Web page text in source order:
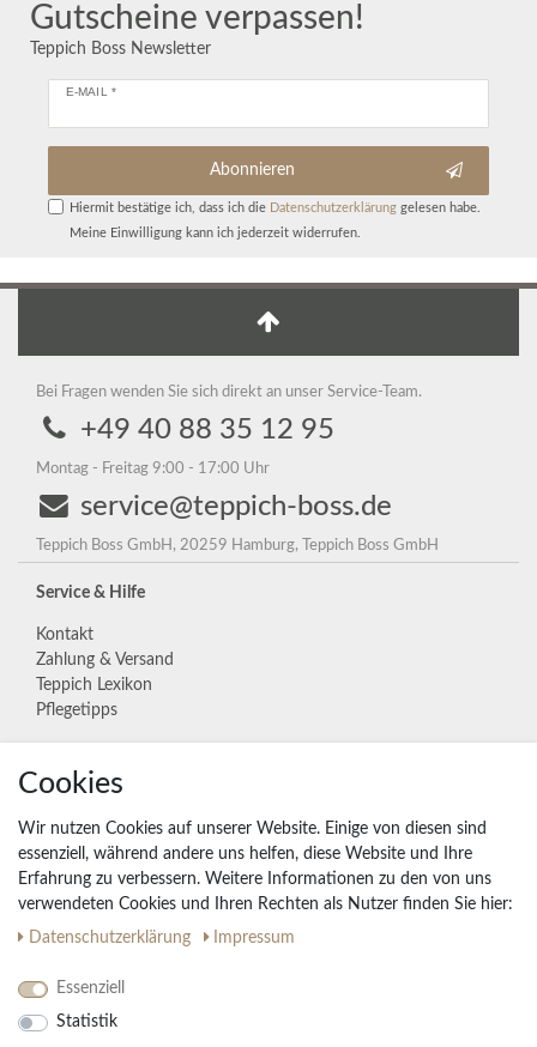
Gutscheine verpassen!
Teppich Boss Newsletter
E-MAIL *
Abonnieren
Hiermit bestätige ich, dass ich die Daten­schutz­erklärunggelesen habe.
Meine Einwilligung kann ich jederzeit widerrufen.
Bei Fragen wenden Sie sich direkt an unser Service-Team.
+49 40 88 35 12 95
Montag - Freitag 9:00 - 17:00 Uhr
service@teppich-boss.de
Teppich Boss GmbH, 20259 Hamburg, Teppich Boss GmbH
Service & Hilfe
Kontakt
Zahlung & Versand
Teppich Lexikon
Pflegetipps
Unternehmen
Widerrufs­recht
Vertrag widerrufen
Impressum
Daten­schutz­erklärung
AGB
Ihre Vorteile
Cookies
Wir nutzen Cookies auf unserer Website. Einige von diesen sind
essenziell, während andere uns helfen, diese Website und Ihre
Erfahrung zu verbessern. Weitere Informationen zu den von uns
verwendeten Cookies und Ihren Rechten als Nutzer finden Sie hier:
Daten­schutz­erklärung
Impressum
Essenziell
Statistik